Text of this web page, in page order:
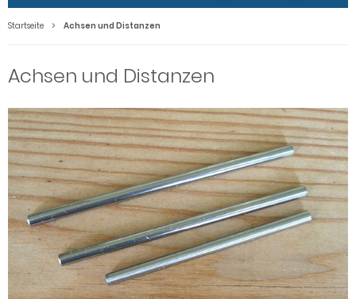
Startseite Achsen und Distanzen
Achsen und Distanzen